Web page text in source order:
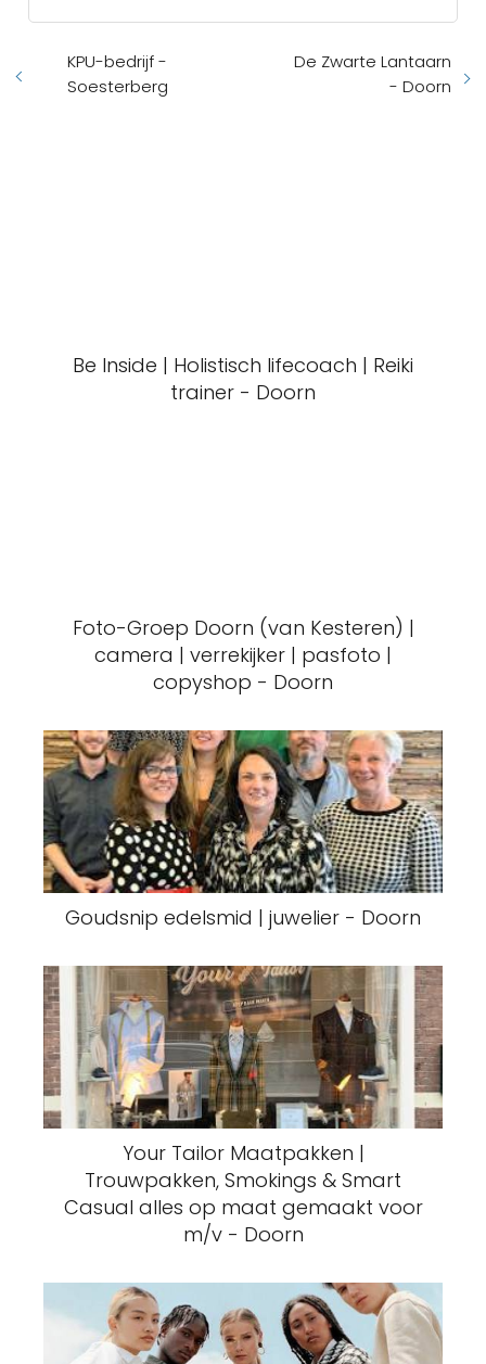
KPU-bedrijf -
Soesterberg
De Zwarte Lantaarn
- Doorn
Be Inside | Holistisch lifecoach | Reiki
trainer - Doorn
Foto-Groep Doorn (van Kesteren) |
camera | verrekijker | pasfoto |
copyshop - Doorn
Goudsnip edelsmid | juwelier - Doorn
Your Tailor Maatpakken |
Trouwpakken, Smokings & Smart
Casual alles op maat gemaakt voor
m/v - Doorn